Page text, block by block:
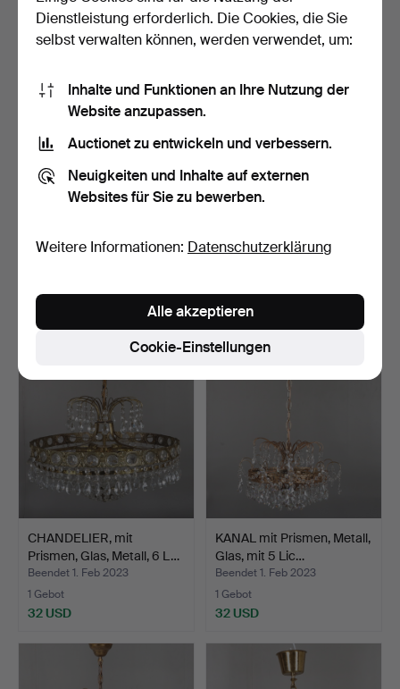
80 USD 739 USD
Kronleuchter, Empire-Stil,
20. Jahrhundert.
16 Gebote
DECKENLEUCHTE, mit 12
Lichtpunkten, Holz/M…
1 Gebot
32 USD
CHANDELIER, mit
Prismen, Glas, Metall, 6 L…
Beendet 1. Feb 2023
1 Gebot
32 USD
KANAL mit Prismen, Metall,
Glas, mit 5 Lic…
Beendet 1. Feb 2023
1 Gebot
32 USD
Dienstleistung erforderlich. Die Cookies, die Sie
selbst verwalten können, werden verwendet, um:
Inhalte und Funktionen an Ihre Nutzung der
Website anzupassen.
Auctionet zu entwickeln und verbessern.
Neuigkeiten und Inhalte auf externen
Websites für Sie zu bewerben.
Weitere Informationen: Datenschutzerklärung
Cookie-Einstellungen
Alle akzeptieren